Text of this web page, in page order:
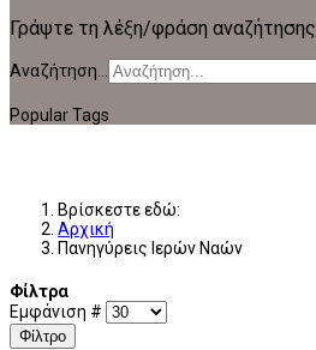
Γράψτε τη λέξη/φράση αναζήτησης
Αναζήτηση...
Popular Tags
Βρίσκεστε εδώ:
Αρχική
Πανηγύρεις Ιερών Ναών
Φίλτρα
Εμφάνιση #
Φίλτρο